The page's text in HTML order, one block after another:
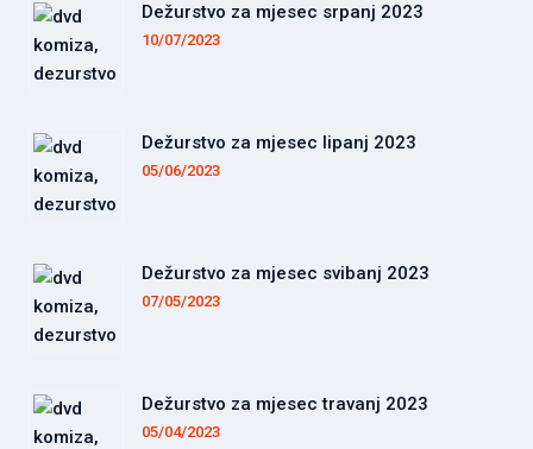
Dežurstvo za mjesec srpanj 2023
10/07/2023
Dežurstvo za mjesec lipanj 2023
05/06/2023
Dežurstvo za mjesec svibanj 2023
07/05/2023
Dežurstvo za mjesec travanj 2023
05/04/2023